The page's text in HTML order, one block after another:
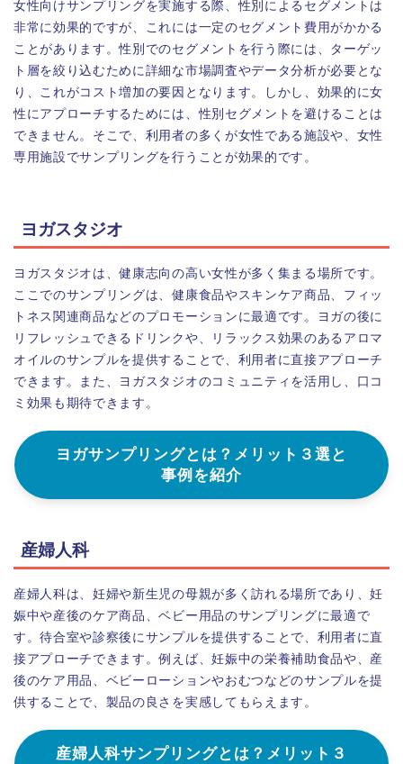
女性向けサンプリングを実施する際、性別によるセグメントは
非常に効果的ですが、これには一定のセグメント費用がかかる
ことがあります。性別でのセグメントを行う際には、ターゲッ
ト層を絞り込むために詳細な市場調査やデータ分析が必要とな
り、これがコスト増加の要因となります。しかし、効果的に女
性にアプローチするためには、性別セグメントを避けることは
できません。そこで、利用者の多くが女性である施設や、女性
専用施設でサンプリングを行うことが効果的です。
ヨガスタジオ
ヨガスタジオは、健康志向の高い女性が多く集まる場所です。
ここでのサンプリングは、健康食品やスキンケア商品、フィッ
トネス関連商品などのプロモーションに最適です。ヨガの後に
リフレッシュできるドリンクや、リラックス効果のあるアロマ
オイルのサンプルを提供することで、利用者に直接アプローチ
できます。また、ヨガスタジオのコミュニティを活用し、口コ
ミ効果も期待できます。
ヨガサンプリングとは？メリット３選と
事例を紹介
産婦人科
産婦人科は、妊婦や新生児の母親が多く訪れる場所であり、妊
娠中や産後のケア商品、ベビー用品のサンプリングに最適で
す。待合室や診察後にサンプルを提供することで、利用者に直
接アプローチできます。例えば、妊娠中の栄養補助食品や、産
後のケア用品、ベビーローションやおむつなどのサンプルを提
供することで、製品の良さを実感してもらえます。
産婦人科サンプリングとは？メリット３